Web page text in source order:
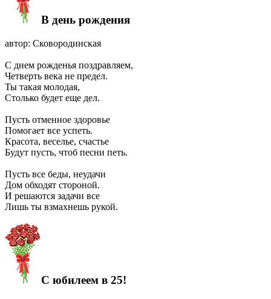
В день рождения
автор: Сковородинская
С днем рожденья поздравляем,
Четверть века не предел.
Ты такая молодая,
Столько будет еще дел.
Пусть отменное здоровье
Помогает все успеть.
Красота, веселье, счастье
Будут пусть, чтоб песни петь.
Пусть все беды, неудачи
Дом обходят стороной.
И решаются задачи все
Лишь ты взмахнешь рукой.
С юбилеем в 25!